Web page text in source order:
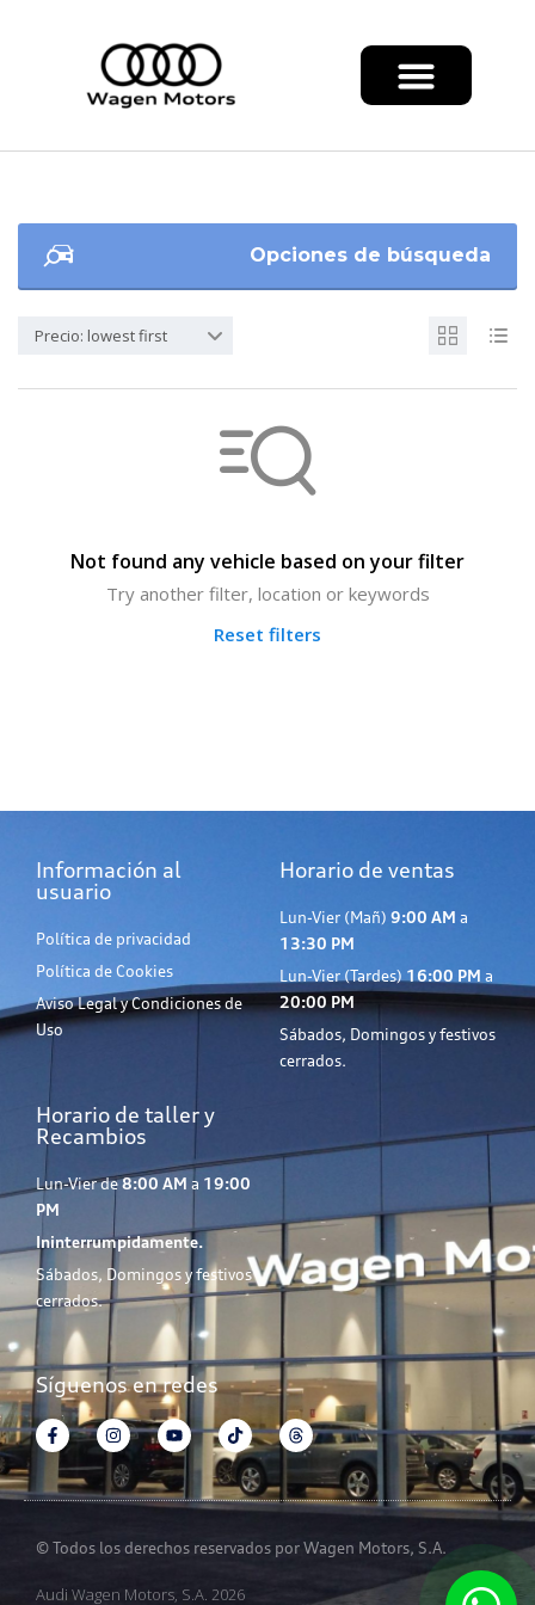
Opciones de búsqueda
Precio: lowest first
Not found any vehicle based on your filter
Try another filter, location or keywords
Reset filters
Información al
usuario
Política de privacidad
Política de Cookies
Aviso Legal y Condiciones de
Uso
Horario de ventas
Lun-Vier (Mañ) 9:00 AM a
13:30 PM
Lun-Vier (Tardes) 16:00 PM a
20:00 PM
Sábados, Domingos y festivos
cerrados.
Horario de taller y
Recambios
Lun-Vier de8:00 AM a 19:00
PM
Ininterrumpidamente.
Sábados, Domingos y festivos
cerrados.
Síguenos en redes
© Todos los derechos reservados por Wagen Motors, S.A.
Audi Wagen Motors, S.A. 2026